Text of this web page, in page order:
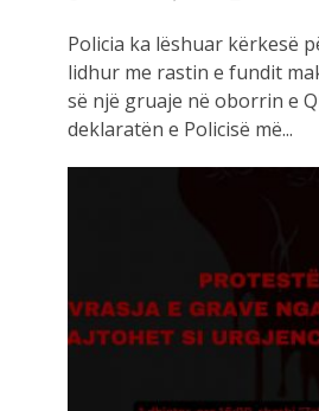
Policia ka lëshuar kërkesë
lidhur me rastin e fundit
së një gruaje në oborrin e
deklaratën e Policisë më...